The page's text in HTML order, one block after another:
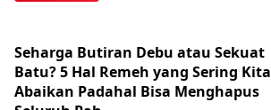
Seharga Butiran Debu atau Sekuat
Batu? 5 Hal Remeh yang Sering Kita
Abaikan Padahal Bisa Menghapus